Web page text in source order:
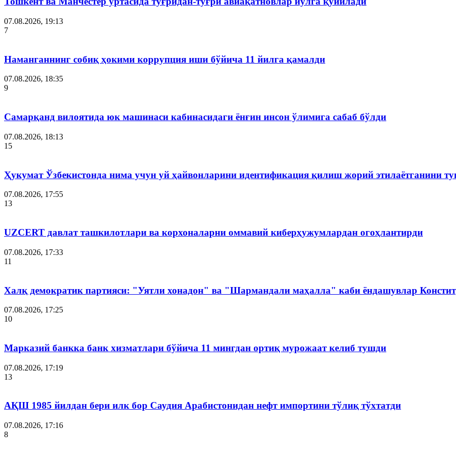
07.08.2026, 19:13
7
Наманганнинг собиқ ҳокими коррупция иши бўйича 11 йилга қамалди
07.08.2026, 18:35
9
Самарқанд вилоятида юк машинаси кабинасидаги ёнғин инсон ўлимига сабаб бўлди
07.08.2026, 18:13
15
Ҳукумат Ўзбекистонда нима учун уй ҳайвонларини идентификация қилиш жорий этилаётганини
07.08.2026, 17:55
13
UZCERT давлат ташкилотлари ва корхоналарни оммавий киберҳужумлардан огоҳлантирди
07.08.2026, 17:33
11
Халқ демократик партияси: "Уятли хонадон" ва "Шармандали маҳалла" каби ёндашувлар
07.08.2026, 17:25
10
Марказий банкка банк хизматлари бўйича 11 мингдан ортиқ мурожаат келиб тушди
07.08.2026, 17:19
13
АҚШ 1985 йилдан бери илк бор Саудия Арабистонидан нефт импортини тўлиқ тўхтатди
07.08.2026, 17:16
8